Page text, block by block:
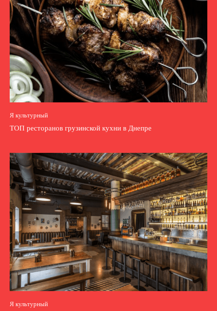
Я культурный
ТОП ресторанов грузинской кухни в Днепре
Я культурный